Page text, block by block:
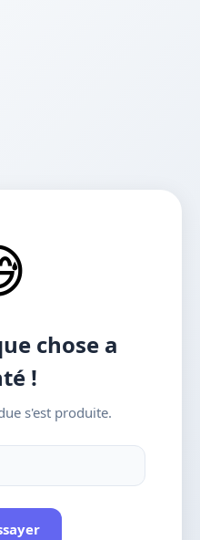
chose a
!
s'est produite.